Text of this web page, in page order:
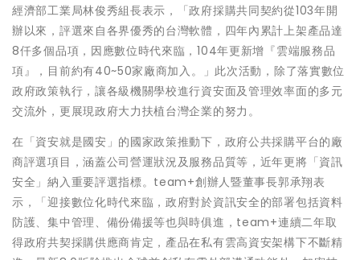
經濟部工業局林俊秀組長表示，「政府採購共同契約從103年開
辦以來，評選來自各界優秀的台灣軟體，四年內累計上架產品達
8仟多個品項，因應數位時代來臨，104年更新增『雲端服務品
項』，目前約有40~50家廠商加入。」此次活動，除了落實數位
政府政策執行，讓各級機關學校進行資安面及管理效率面的多元
交流外，更展現政府大力扶植台灣企業的努力。
在「資安就是國安」的國家政策推動下，政府公共採購平台的廠
商評選項目，涵蓋公司營運狀況及服務品質等，近年更將「資訊
安全」納入重要評選指標。team+創辦人暨董事長郭承翔表
示，「迎接數位化時代來臨，政府對於資訊安全的部署包括資料
防護、集中管理、備份備援等也與時俱進，team+連續二年取
得政府共契採購供應商肯定，產品在私有雲高資安架構下不斷精